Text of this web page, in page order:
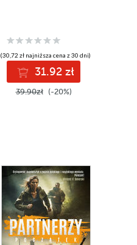
(30,72 zł najniższa cena z 30 dni)
31.92 zł
39.90zł (-20%)